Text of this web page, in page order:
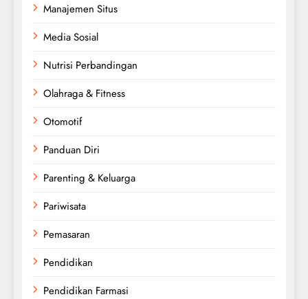
Manajemen Situs
Media Sosial
Nutrisi Perbandingan
Olahraga & Fitness
Otomotif
Panduan Diri
Parenting & Keluarga
Pariwisata
Pemasaran
Pendidikan
Pendidikan Farmasi